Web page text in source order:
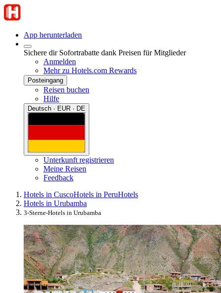
App herunterladen
Sichere dir Sofortrabatte dank Preisen für Mitglieder
Anmelden
Mehr zu Hotels.com Rewards
Posteingang
Reisen buchen
Hilfe
Deutsch · EUR · DE
Unterkunft registrieren
Meine Reisen
Feedback
Hotels in CuscoHotels in PeruHotels
Hotels in Urubamba
3-Sterne-Hotels in Urubamba